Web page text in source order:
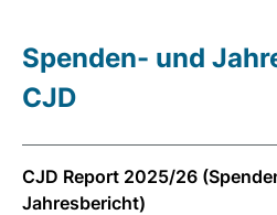
Spenden- und
CJD
CJD Report 2025/26
Jahresbericht)